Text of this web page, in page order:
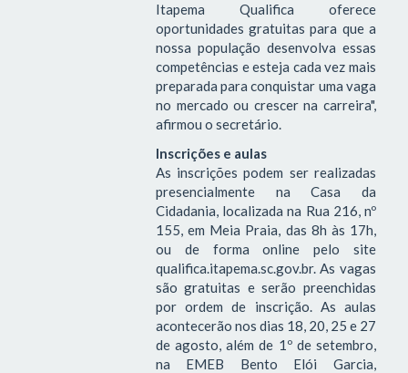
Itapema Qualifica oferece
oportunidades gratuitas para que a
nossa população desenvolva essas
competências e esteja cada vez mais
preparada para conquistar uma vaga
no mercado ou crescer na carreira",
afirmou o secretário.
Inscrições e aulas
As inscrições podem ser realizadas
presencialmente na Casa da
Cidadania, localizada na Rua 216, nº
155, em Meia Praia, das 8h às 17h,
ou de forma online pelo site
qualifica.itapema.sc.gov.br. As vagas
são gratuitas e serão preenchidas
por ordem de inscrição. As aulas
acontecerão nos dias 18, 20, 25 e 27
de agosto, além de 1º de setembro,
na EMEB Bento Elói Garcia,